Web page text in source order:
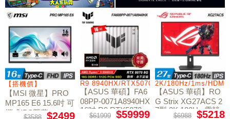
W11
【搭機價】
【MSI 微星】PRO
MP165 E6 15.6吋 可
攜式IPS螢幕
$3588 $2499
R9 8940HX/RTX5070/512GB/16G
【ASUS 華碩】FA6
08PP-0071A8940HX
16吋 R9 RTX5070
$61999 $59999
2K/180Hz/1ms/
【ASUS 華碩】RO
G Strix XG27ACS 2
7型 2K 180Hz 電競
$6988 $5218